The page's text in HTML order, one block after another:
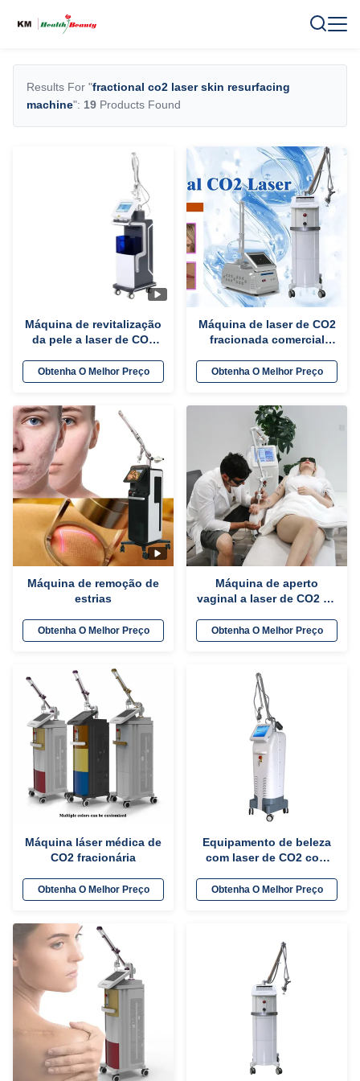
Results For "fractional co2 laser skin resurfacing
machine": 19 Products Found
Máquina de revitalização
da pele a laser de CO2
tratamento de acne /
remoção de cicatrizes
Obtenha O Melhor Preço
Máquina de laser de CO2
fracionada comercial
da pele / remoção de
estrias
Obtenha O Melhor Preço
Máquina de remoção de
estrias
Obtenha O Melhor Preço
Máquina de aperto
vaginal a laser de CO2 de
onda 10600nm
Obtenha O Melhor Preço
Máquina láser médica de
CO2 fracionária
Obtenha O Melhor Preço
Equipamento de beleza
com laser de CO2 com
polegadas
Obtenha O Melhor Preço